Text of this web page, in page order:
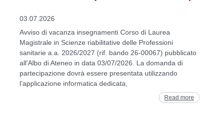
03.07.2026
Avviso di vacanza insegnamenti Corso di Laurea
Magistrale in Scienze riabilitative delle Professioni
sanitarie a.a. 2026/2027 (rif. bando 26-00067) pubblicato
all'Albo di Ateneo in data 03/07/2026. La domanda di
partecipazione dovrà essere presentata utilizzando
l’applicazione informatica dedicata,
Read more